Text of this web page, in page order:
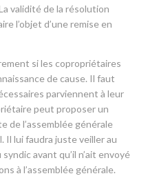
validité de la résolution
l’objet d’une remise en
si les copropriétaires
de cause. Il faut
parviennent à leur
peut proposer un
de l’assemblée générale
Il lui faudra juste veiller au
avant qu’il n’ait envoyé
à l’assemblée générale.